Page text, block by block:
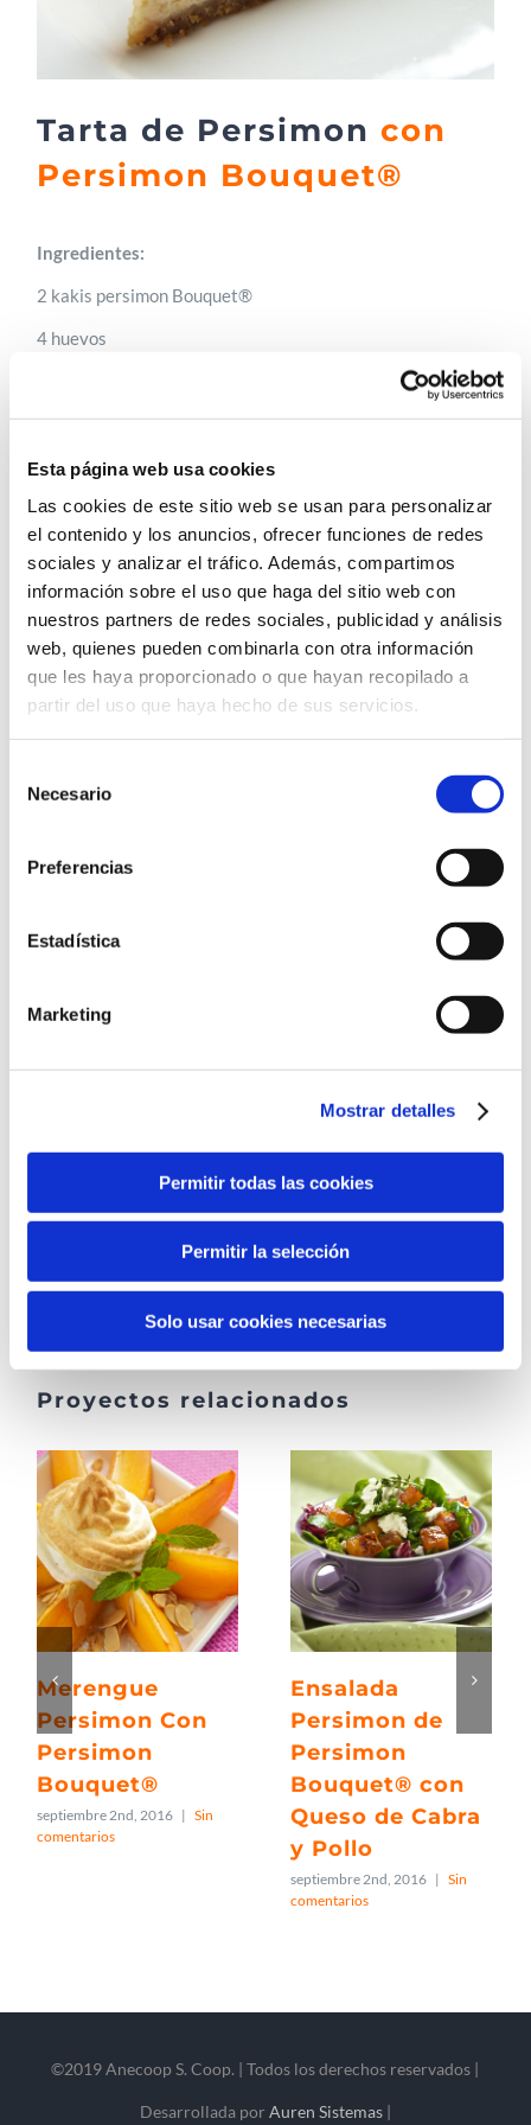
Esta página web usa cookies
Las cookies de este sitio web se usan para personalizar
el contenido y los anuncios, ofrecer funciones de redes
sociales y analizar el tráfico. Además, compartimos
información sobre el uso que haga del sitio web con
nuestros partners de redes sociales, publicidad y análisis
web, quienes pueden combinarla con otra información
que les haya proporcionado o que hayan recopilado a
partir del uso que haya hecho de sus servicios.
Necesario
Preferencias
Estadística
Marketing
Mostrar detalles
Permitir todas las cookies
Permitir la selección
Solo usar cookies necesarias
Tarta de Persimoncon
Persimon Bouquet®
Ingredientes:
2 kakis persimon Bouquet®
4 huevos
2 cucharadas de ralladura de piel de limón
½ cucharada de esencia de vainilla
215g de azúcar
750g de queso para untar tipo Philadelphia
125g de mantequilla derretida
250 g de galletas
300ml de nata fresca (crème fraîche)
Elaboración:
Calentar el horno a 160°C. Poner papel de hornear en un
mantequilla derretida y compactar como base en el molde
Mezclar el queso con el azúcar, la esencia de vainilla, la
ralladura de limón, la harina y los huevos. Remover y
Receta para 4 personas. Las cantidades de fruta indicadas
podrán ser adaptadas a su gusto.
Proyectos relacionados
Merengue
Persimon Con
Persimon
Bouquet®
septiembre 2nd, 2016 | Sin
comentarios
Ensalada
Persimon de
Persimon
Bouquet® con
Queso de Cabra
y Pollo
septiembre 2nd, 2016 | Sin
comentarios
©2019 Anecoop S. Coop. | Todos los derechos reservados |
Desarrollada por Auren Sistemas|